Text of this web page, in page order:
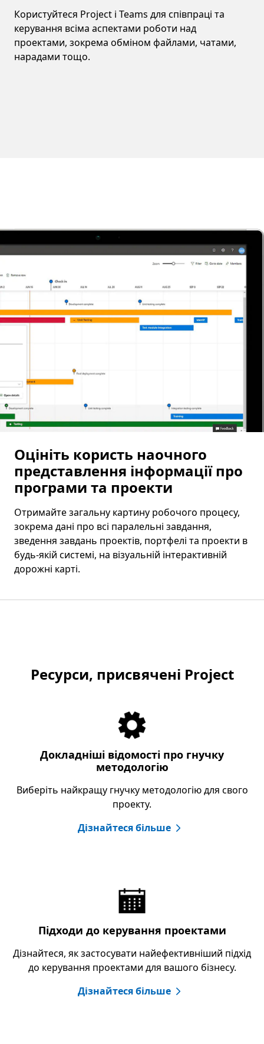
Користуйтеся Project і Teams для співпраці та
керування всіма аспектами роботи над
проектами, зокрема обміном файлами, чатами,
нарадами тощо.
Оцініть користь наочного
представлення інформації про
програми та проекти
Отримайте загальну картину робочого процесу,
зокрема дані про всі паралельні завдання,
зведення завдань проектів, портфелі та проекти в
будь-якій системі, на візуальній інтерактивній
дорожні карті.
Ресурси, присвячені Project
Докладніші відомості про гнучку
методологію
Виберіть найкращу гнучку методологію для свого
проекту.
Дізнайтеся більше
Підходи до керування проектами
Дізнайтеся, як застосувати найефективніший підхід
до керування проектами для вашого бізнесу.
Дізнайтеся більше